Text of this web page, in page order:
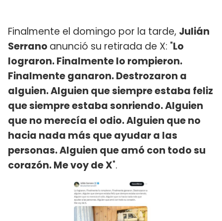
Finalmente el domingo por la tarde, Julián
Serrano anunció su retirada de X: "Lo
lograron. Finalmente lo rompieron.
Finalmente ganaron. Destrozaron a
alguien. Alguien que siempre estaba feliz
que siempre estaba sonriendo. Alguien
que no merecía el odio. Alguien que no
hacia nada más que ayudar a las
personas. Alguien que amó con todo su
corazón. Me voy de X".